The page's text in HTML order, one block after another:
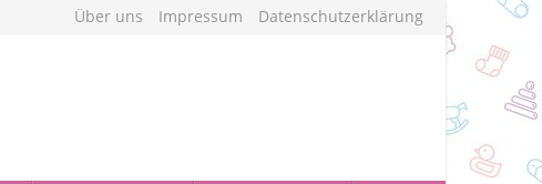
Über uns Impressum Datenschutzerklärung